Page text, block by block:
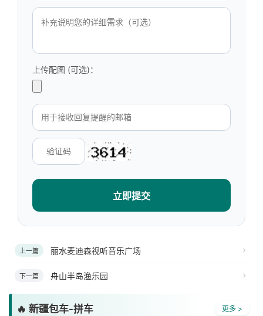
上传配图 (可选)：
立即提交
上一篇 丽水麦迪森视听音乐广场
下一篇 舟山半岛渔乐园
🔥 新疆包车-拼车 更多 >